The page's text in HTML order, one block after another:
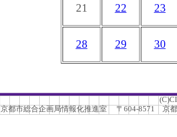
21 22 23
28 29 30
京都市総合企画局情報化推進室 〒604-8571 京